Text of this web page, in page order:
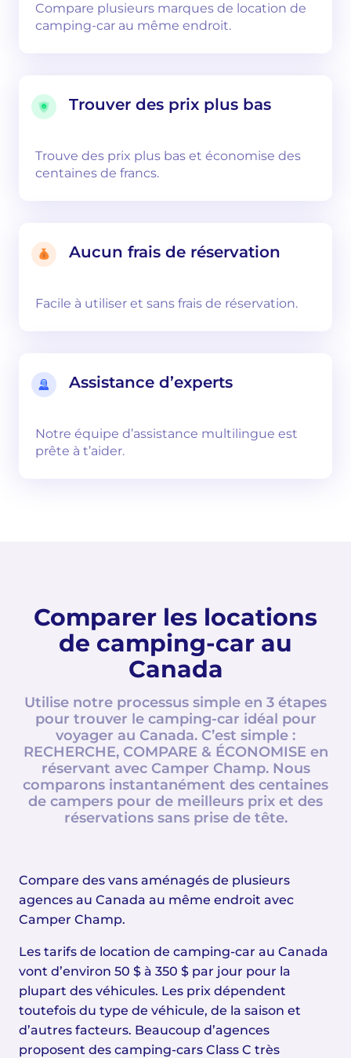
Compare plusieurs marques de location de
camping-car au même endroit.
Trouver des prix plus bas
Trouve des prix plus bas et économise des
centaines de francs.
Aucun frais de réservation
Facile à utiliser et sans frais de réservation.
Assistance d’experts
Notre équipe d’assistance multilingue est
prête à t’aider.
Comparer les locations
de camping-car au
Canada
Utilise notre processus simple en 3 étapes
pour trouver le camping-car idéal pour
voyager au Canada. C’est simple :
RECHERCHE, COMPARE & ÉCONOMISE en
réservant avec Camper Champ. Nous
comparons instantanément des centaines
de campers pour de meilleurs prix et des
réservations sans prise de tête.
Compare des vans aménagés de plusieurs
agences au Canada au même endroit avec
Camper Champ.
Les tarifs de location de camping-car au Canada
vont d’environ 50 $ à 350 $ par jour pour la
plupart des véhicules. Les prix dépendent
toutefois du type de véhicule, de la saison et
d’autres facteurs. Beaucoup d’agences
proposent des camping-cars Class C très